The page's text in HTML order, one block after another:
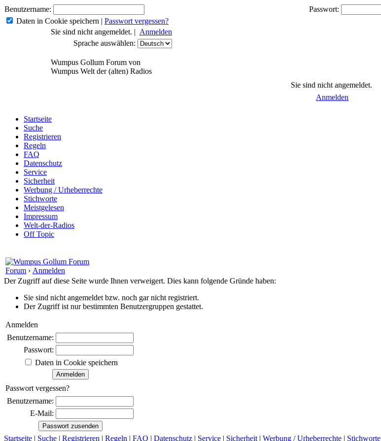
Benutzername:
Passwort:
Daten in Cookie speichern | Passwort vergessen?
Sie sind nicht angemeldet. | Anmelden
Sprache auswählen:
Wumpus Gollum Forum von
Wumpus Welt der (alten) Radios
Sie sind nicht angemeldet.
Anmelden
Startseite
Suche
Registrieren
Regeln
FAQ
Datenschutz
Service
Sicherheit
Werbung / Urheberrechte
Stichworte
Meistgelesen
Impressum
Welt-der-Radios
Off Topic
Forum › Anmelden
Der Zugriff auf diese Seite wurde Ihnen verweigert. Dies kann folgende Gründe haben:
Sie sind nicht angemeldet bzw. noch gar nicht registriert.
Der Zugriff ist nur bestimmten Benutzergruppen gestattet.
Anmelden
Benutzername:
Passwort:
Daten in Cookie speichern
Passwort vergessen?
Benutzername:
E-Mail:
Startseite | Suche | Registrieren | Regeln | FAQ | Datenschutz | Service | Sicherheit | Werbung / Urheberrechte | Stichworte